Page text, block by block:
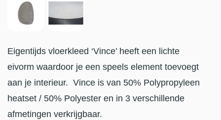
Eigentijds vloerkleed ‘Vince’ heeft een lichte
eivorm waardoor je een speels element toevoegt
aan je interieur. Vince is van 50% Polypropyleen
heatset / 50% Polyester en in 3 verschillende
afmetingen verkrijgbaar.